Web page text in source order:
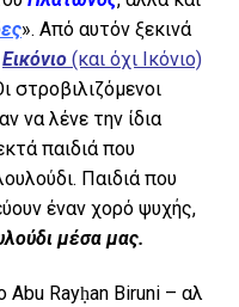
». Από αυτόν ξεκινά
Εικόνιο (και όχι Ικόνιο)
στροβιλιζόμενοι
να λένε την ίδια
παιδιά που
Παιδιά που
έναν χορό ψυχής,
μέσα μας.
Rayḥan Biruni – αλ